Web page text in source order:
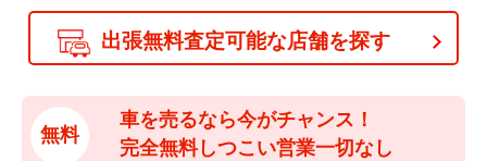
出張無料査定可能な店舗を探す
無料
車を売るなら今がチャンス！
完全無料しつこい営業一切なし